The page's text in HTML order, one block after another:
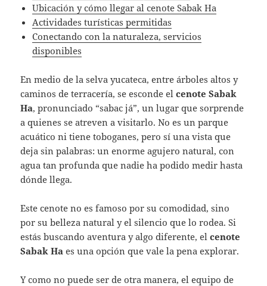
Ubicación y cómo llegar al cenote Sabak Ha
Actividades turísticas permitidas
Conectando con la naturaleza, servicios
disponibles
En medio de la selva yucateca, entre árboles altos y
caminos de terracería, se esconde elcenote Sabak
Ha, pronunciado “sabac já”, un lugar que sorprende
a quienes se atreven a visitarlo. No es un parque
acuático ni tiene toboganes, pero sí una vista que
deja sin palabras: un enorme agujero natural, con
agua tan profunda que nadie ha podido medir hasta
dónde llega.
Este cenote no es famoso por su comodidad, sino
por su belleza natural y el silencio que lo rodea. Si
estás buscando aventura y algo diferente, elcenote
Sabak Ha es una opción que vale la pena explorar.
Y como no puede ser de otra manera, el equipo de